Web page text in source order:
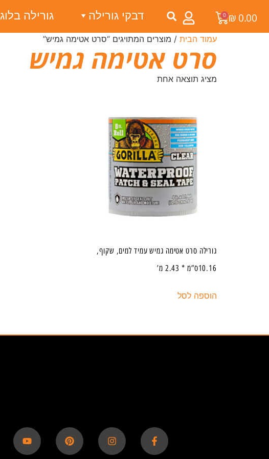
₪ 0.00
0 דבקי גורילה גורילה בלוג
עמוד הבית / מוצרים המתויגים “סרט אטימה גמיש”
סרט אטימה גמיש
מציג תוצאה אחת
גורילה סרט אטימה גמיש עמיד למים, שקוף,
10.16ס”מ * 2.43 מ’
הוספה לסל